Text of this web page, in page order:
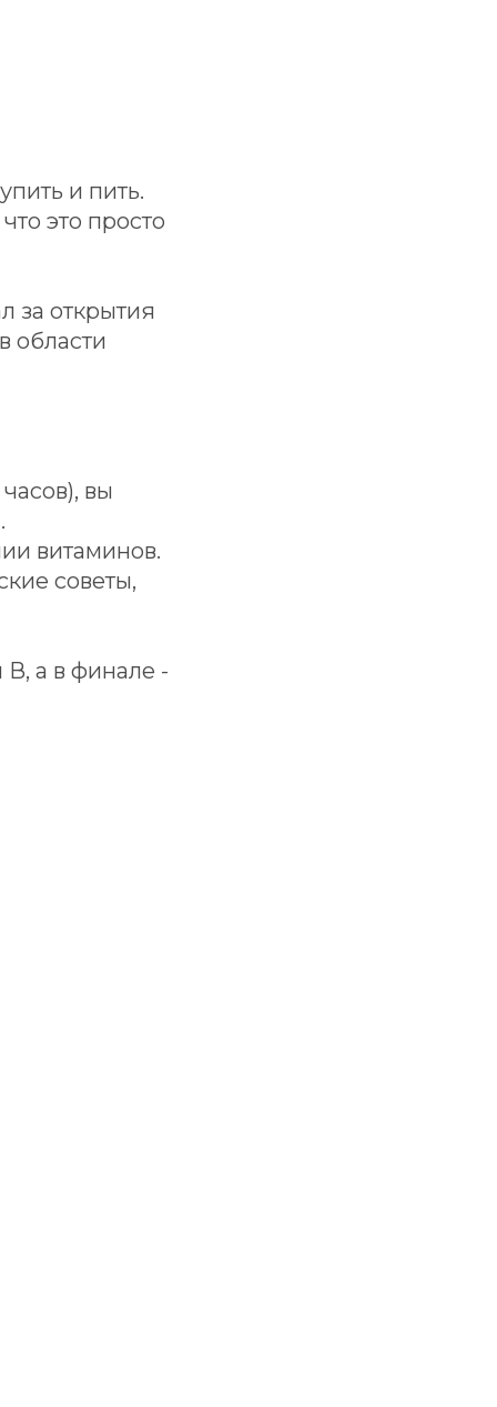
и пить.
это просто
за открытия
области
вы
витаминов.
советы,
а в финале -